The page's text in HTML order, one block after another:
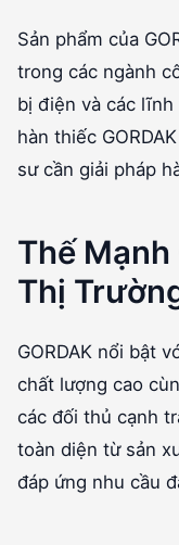
Sản phẩm của
trong các ngành
bị điện và các lĩnh
hàn thiếc
sư cần giải pháp
Thế Mạnh
Thị
GORDAK nổi bật
chất lượng cao
các đối thủ cạnh
toàn diện từ sản
đáp ứng nhu cầu